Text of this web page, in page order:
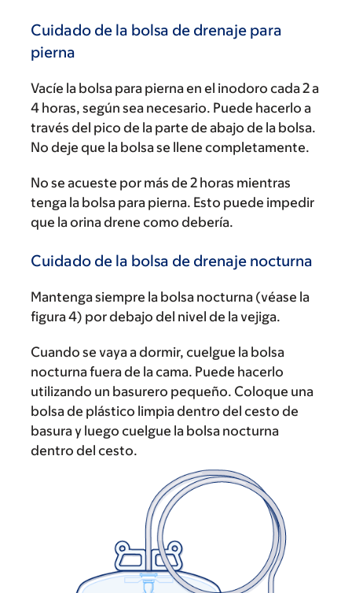
Cuidado de la bolsa de drenaje para
pierna
Vacíe la bolsa para pierna en el inodoro cada 2 a
4 horas, según sea necesario. Puede hacerlo a
través del pico de la parte de abajo de la bolsa.
No deje que la bolsa se llene completamente.
No se acueste por más de 2 horas mientras
tenga la bolsa para pierna. Esto puede impedir
que la orina drene como debería.
Cuidado de la bolsa de drenaje nocturna
Mantenga siempre la bolsa nocturna (véase la
figura 4) por debajo del nivel de la vejiga.
Cuando se vaya a dormir, cuelgue la bolsa
nocturna fuera de la cama. Puede hacerlo
utilizando un basurero pequeño. Coloque una
bolsa de plástico limpia dentro del cesto de
basura y luego cuelgue la bolsa nocturna
dentro del cesto.